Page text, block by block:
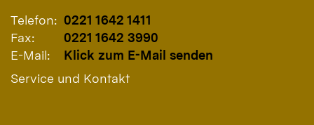
Telefon: 0221 1642 1411
Fax:
0221 1642 3990
E-Mail:
Klick zum E-Mail senden
Service und Kontakt